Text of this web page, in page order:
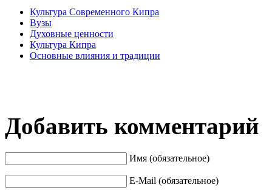
Культура Современного Кипра
Вузы
Духовные ценности
Культура Кипра
Основные влияния и традиции
Добавить комментарий
Имя (обязательное)
E-Mail (обязательное)